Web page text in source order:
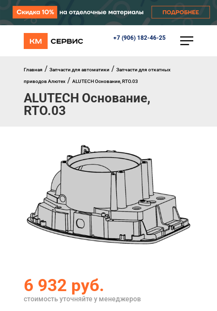
+7 (906) 182-46-25
КАТАЛОГ
Перегрузочное оборудование
Уличные калитки
Шлагбаумы
Противопожарные ворота
Окна, порталы, двери
Главная
Сервис
Главная / Запчасти для автоматики / Запчасти для откатных
приводов Алютех / ALUTECH Основание, RTO.03
ALUTECH Основание,
RTO.03
6 932 руб.
стоимость уточняйте у менеджеров